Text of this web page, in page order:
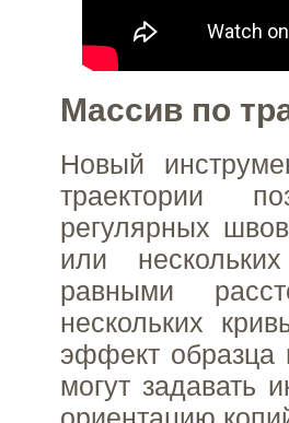
Массив по
Новый
траектории
регулярных
или
равными
нескольких
эффект образца
могут задавать